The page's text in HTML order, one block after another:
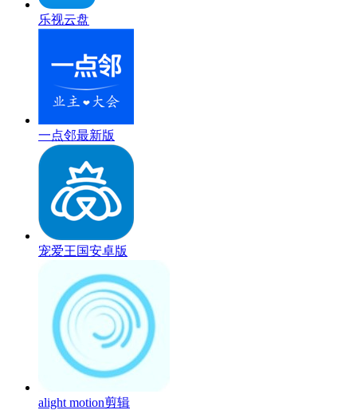
乐视云盘
一点邻最新版
宠爱王国安卓版
alight motion剪辑